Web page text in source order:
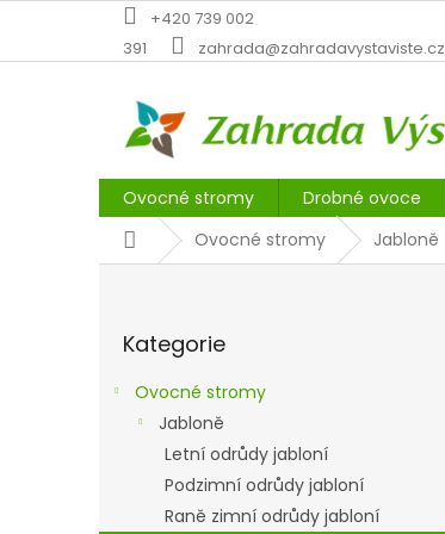
obsah
+420 739 002
391
zahrada@zahradavystaviste.cz
Ovocné stromy Drobné ovoce
DomůOvocné stromy Jabloně
kategorie
Kategorie
Ovocné stromy
Jabloně
Letní odrůdy jabloní
Podzimní odrůdy jabloní
Raně zimní odrůdy jabloní